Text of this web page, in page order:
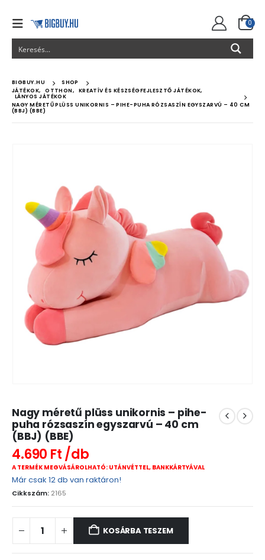
0
BIGBUY.HU
SHOP
JÁTÉKOK, OTTHON, KREATÍV ÉS KÉSZSÉGFEJLESZTŐ JÁTÉKOK,
LÁNYOS JÁTÉKOK
NAGY MÉRETŰ PLÜSS UNIKORNIS – PIHE-PUHA RÓZSASZÍN EGYSZARVÚ – 40 CM
(BBJ) (BBE)
Nagy méretű plüss unikornis – pihe-
puha rózsaszín egyszarvú – 40 cm
(BBJ) (BBE)
4.690 Ft
A TERMÉK MEGVÁSÁROLHATÓ: UTÁNVÉTTEL, BANKKÁRTYÁVAL
Már csak 12 db van raktáron!
Cikkszám: 2165
KOSÁRBA TESZEM